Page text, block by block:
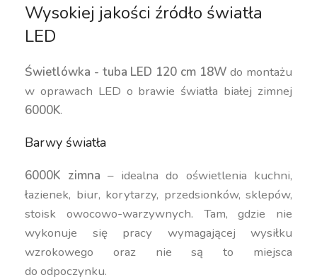
Wysokiej jakości źródło światła
LED
Świetlówka - tuba LED 120 cm 18W do montażu
w oprawach LED o brawie światła białej zimnej
6000K.
Barwy światła
6000K zimna – idealna do oświetlenia kuchni,
łazienek, biur, korytarzy, przedsionków, sklepów,
stoisk owocowo-warzywnych. Tam, gdzie nie
wykonuje się pracy wymagającej wysiłku
wzrokowego oraz nie są to miejsca
do odpoczynku.